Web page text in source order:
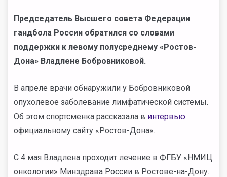
Председатель Высшего совета Федерации
гандбола России обратился со словами
поддержки к левому полусреднему «Ростов-
Дона» Владлене Бобровниковой.
В апреле врачи обнаружили у Бобровниковой
опухолевое заболевание лимфатической системы.
Об этом спортсменка рассказала в интервью
официальному сайту «Ростов-Дона».
С 4 мая Владлена проходит лечение в ФГБУ «НМИЦ
онкологии» Минздрава России в Ростове-на-Дону.